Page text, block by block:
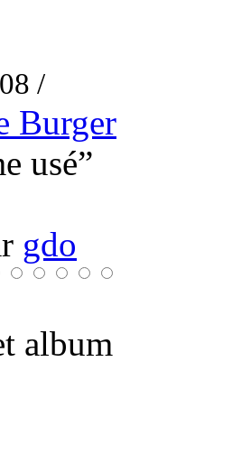
/
Burger
usé”
gdo
album